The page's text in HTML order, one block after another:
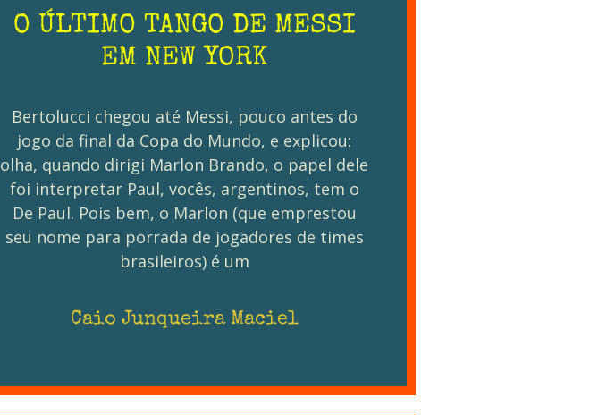
O ÚLTIMO TANGO DE MESSI
EM NEW YORK
Bertolucci chegou até Messi, pouco antes do
jogo da final da Copa do Mundo, e explicou:
olha, quando dirigi Marlon Brando, o papel dele
foi interpretar Paul, vocês, argentinos, tem o
De Paul. Pois bem, o Marlon (que emprestou
seu nome para porrada de jogadores de times
brasileiros) é um
Caio Junqueira Maciel